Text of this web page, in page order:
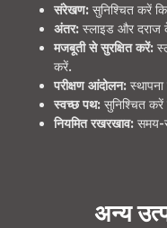
संरेखण: सुनिश्चित करें
अंतर: स्लाइड और दराज
मजबूती से सुरक्षित करें:
करें.
परीक्षण आंदोलन:
स्वच्छ पथ: सुनिश्चित करें
नियमित रखरखाव: समय-
अन्य